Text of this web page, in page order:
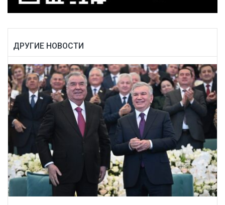
ДРУГИЕ НОВОСТИ